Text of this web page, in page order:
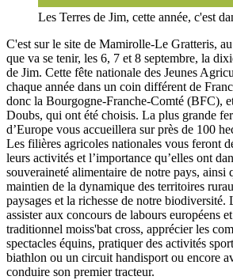
Les Terres de Jim, cette année, c'est
C'est sur le site de Mamirolle-Le Gratteris,
que va se tenir, les 6, 7 et 8 septembre, la
de Jim. Cette fête nationale des Jeunes
chaque année dans un coin différent de
donc la Bourgogne-Franche-Comté (BFC),
Doubs, qui ont été choisis. La plus grande
d’Europe vous accueillera sur près de 100
Les filières agricoles nationales vous feront
leurs activités et l’importance qu’elles ont
souveraineté alimentaire de notre pays, ainsi
maintien de la dynamique des territoires
paysages et la richesse de notre
assister aux concours de labours européens
traditionnel moiss'bat cross, apprécier les
spectacles équins, pratiquer des activités
biathlon ou un circuit handisport ou encore
conduire son premier tracteur.